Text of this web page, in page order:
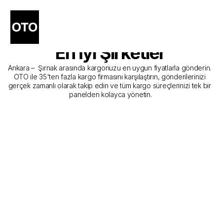
Ankara - Şırnak Kargo
Gönderim Hizmeti Sunan
En İyi Şirketler
Ankara –  Şırnak arasında kargonuzu en uygun fiyatlarla gönderin.
OTO ile 35'ten fazla kargo firmasını karşılaştırın, gönderilerinizi
gerçek zamanlı olarak takip edin ve tüm kargo süreçlerinizi tek bir
panelden kolayca yönetin.